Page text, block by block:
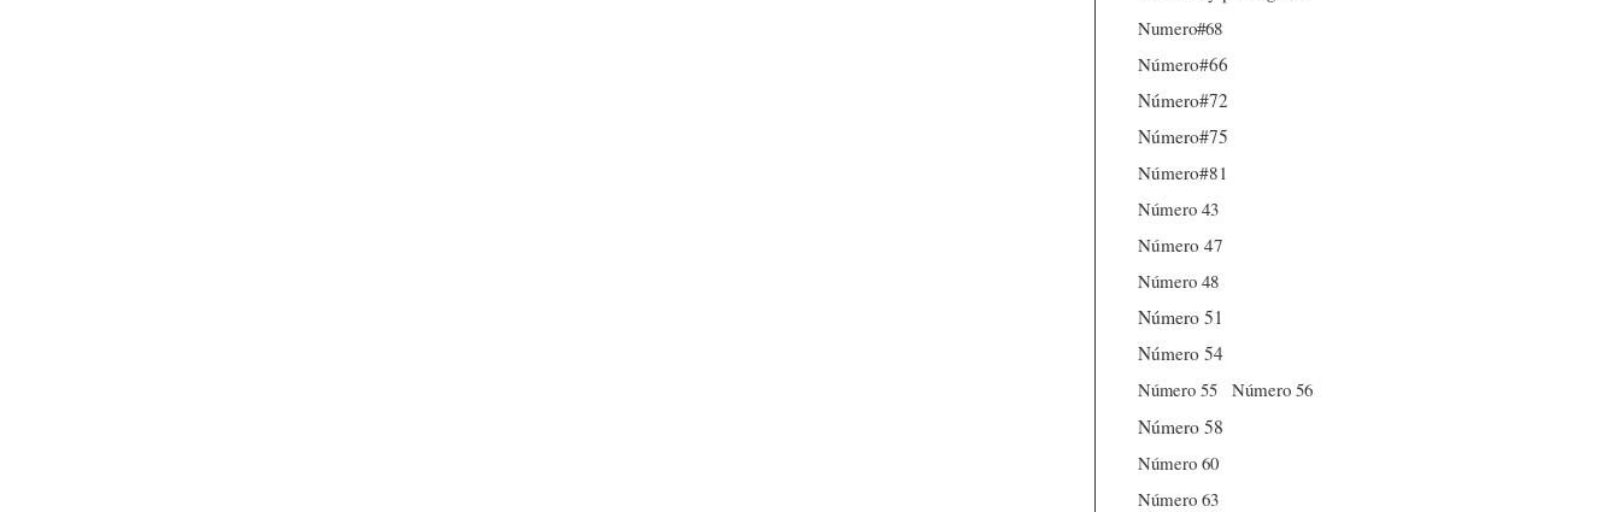
Numero#68
Número#66
Número#72
Número#75
Número#81
Número 43
Número 47
Número 48
Número 51
Número 54
Número 55
Número 56
Número 58
Número 60
Número 63